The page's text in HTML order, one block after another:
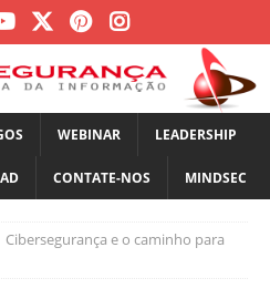
WEBINAR LEADERSHIP
CONTATE-NOS MINDSEC
Cibersegurança e o caminho para